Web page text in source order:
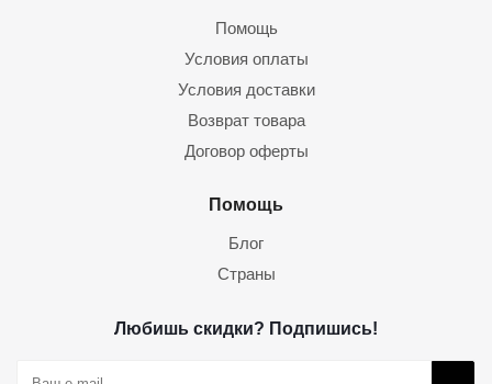
Помощь
Условия оплаты
Условия доставки
Возврат товара
Договор оферты
Помощь
Блог
Страны
Любишь скидки? Подпишись!